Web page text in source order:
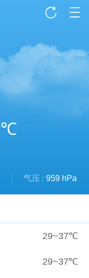
℃
气压 : 959 hPa
29~37℃
29~37℃